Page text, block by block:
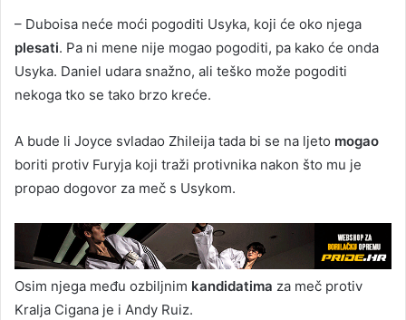
– Duboisa neće moći pogoditi Usyka, koji će oko njega
plesati. Pa ni mene nije mogao pogoditi, pa kako će onda
Usyka. Daniel udara snažno, ali teško može pogoditi
nekoga tko se tako brzo kreće.
A bude li Joyce svladao Zhileija tada bi se na ljeto mogao
boriti protiv Furyja koji traži protivnika nakon što mu je
propao dogovor za meč s Usykom.
Osim njega među ozbiljnim kandidatima za meč protiv
Kralja Cigana je i Andy Ruiz.